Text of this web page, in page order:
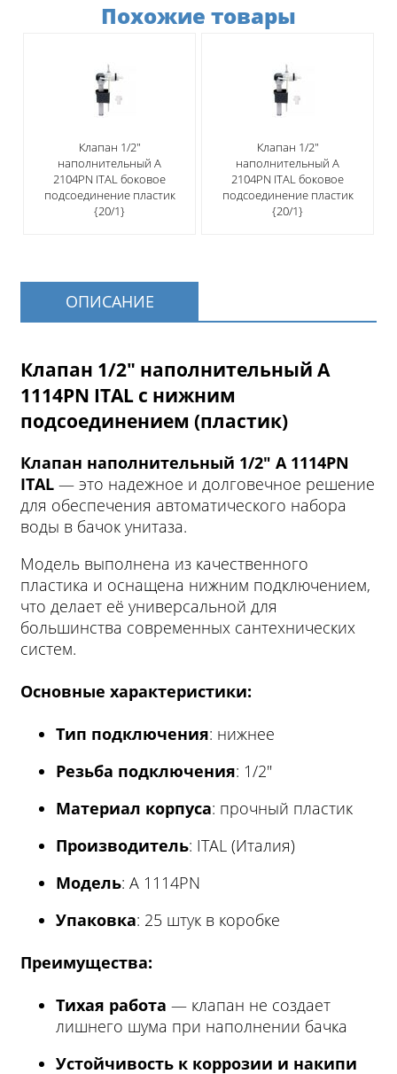
Похожие товары
Клапан 1/2"
наполнительный A
2104PN ITAL боковое
подсоединение пластик
{20/1}
Клапан 1/2"
наполнительный A
2104PN ITAL боковое
подсоединение пластик
{20/1}
ОПИСАНИЕ
Клапан 1/2" наполнительный A
1114PN ITAL с нижним
подсоединением (пластик)
Клапан наполнительный 1/2" A 1114PN
ITAL — это надежное и долговечное решение
для обеспечения автоматического набора
воды в бачок унитаза.
Модель выполнена из качественного
пластика и оснащена нижним подключением,
что делает её универсальной для
большинства современных сантехнических
систем.
Основные характеристики:
Тип подключения: нижнее
Резьба подключения: 1/2"
Материал корпуса: прочный пластик
Производитель: ITAL (Италия)
Модель: A 1114PN
Упаковка: 25 штук в коробке
Преимущества:
Тихая работа — клапан не создает
лишнего шума при наполнении бачка
Устойчивость к коррозии и накипи